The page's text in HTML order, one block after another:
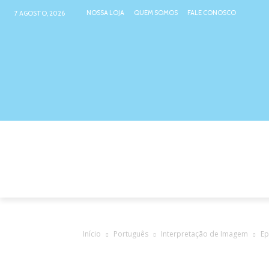
7 AGOSTO, 2026 NOSSA LOJA QUEM SOMOS FALE CONOSCO
Início Português Interpretação de Imagem